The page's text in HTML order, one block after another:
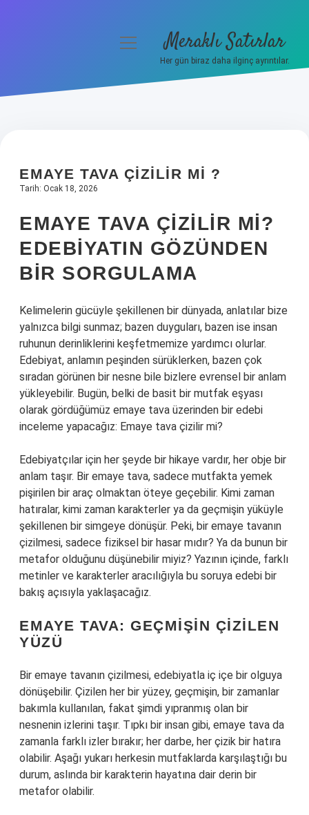
Hakkımızda
menüyü
Meraklı Satırlar
Her gün biraz daha ilginç ayrıntılar.
EMAYE TAVA ÇIZILIR MI ?
Tarih: Ocak 18, 2026
EMAYE TAVA ÇIZILIR MI?
EDEBIYATIN GÖZÜNDEN
BIR SORGULAMA
Kelimelerin gücüyle şekillenen bir dünyada, anlatılar bize
yalnızca bilgi sunmaz; bazen duyguları, bazen ise insan
ruhunun derinliklerini keşfetmemize yardımcı olurlar.
Edebiyat, anlamın peşinden sürüklerken, bazen çok
sıradan görünen bir nesne bile bizlere evrensel bir anlam
yükleyebilir. Bugün, belki de basit bir mutfak eşyası
olarak gördüğümüz emaye tava üzerinden bir edebi
inceleme yapacağız: Emaye tava çizilir mi?
Edebiyatçılar için her şeyde bir hikaye vardır, her obje bir
anlam taşır. Bir emaye tava, sadece mutfakta yemek
pişirilen bir araç olmaktan öteye geçebilir. Kimi zaman
hatıralar, kimi zaman karakterler ya da geçmişin yüküyle
şekillenen bir simgeye dönüşür. Peki, bir emaye tavanın
çizilmesi, sadece fiziksel bir hasar mıdır? Ya da bunun bir
metafor olduğunu düşünebilir miyiz? Yazının içinde, farklı
metinler ve karakterler aracılığıyla bu soruya edebi bir
bakış açısıyla yaklaşacağız.
EMAYE TAVA: GEÇMIŞIN ÇIZILEN
YÜZÜ
Bir emaye tavanın çizilmesi, edebiyatla iç içe bir olguya
dönüşebilir. Çizilen her bir yüzey, geçmişin, bir zamanlar
bakımla kullanılan, fakat şimdi yıpranmış olan bir
nesnenin izlerini taşır. Tıpkı bir insan gibi, emaye tava da
zamanla farklı izler bırakır; her darbe, her çizik bir hatıra
olabilir. Aşağı yukarı herkesin mutfaklarda karşılaştığı bu
durum, aslında bir karakterin hayatına dair derin bir
metafor olabilir.